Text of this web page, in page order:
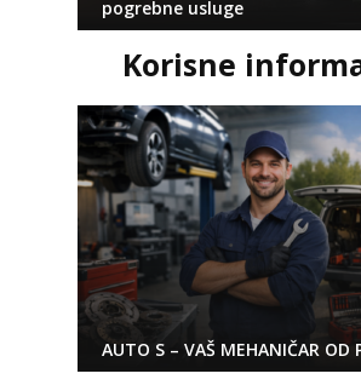
pogrebne usluge
Korisne
AUTO S – VAŠ MEHANIČAR OD